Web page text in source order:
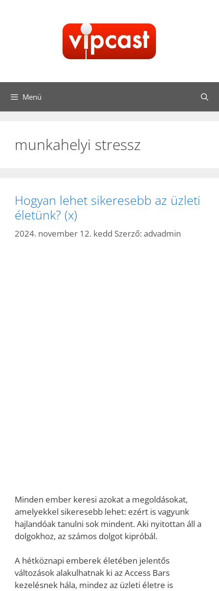
Menü
munkahelyi stressz
Hogyan lehet sikeresebb az üzleti
életünk? (x)
2024. november 12. kedd Szerző: advadmin
Minden ember keresi azokat a megoldásokat,
amelyekkel sikeresebb lehet: ezért is vagyunk
hajlandóak tanulni sok mindent. Aki nyitottan áll a
dolgokhoz, az számos dolgot kipróbál.
A hétköznapi emberek életében jelentős
változások alakulhatnak ki az Access Bars
kezelésnek hála, mindez az üzleti életre is